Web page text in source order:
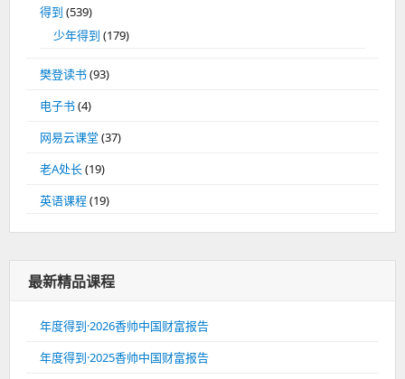
得到 (539)
少年得到 (179)
樊登读书(93)
电子书(4)
网易云课堂 (37)
老A处长(19)
英语课程(19)
最新精品课程
年度得到·2026香帅中国财富报告
年度得到·2025香帅中国财富报告